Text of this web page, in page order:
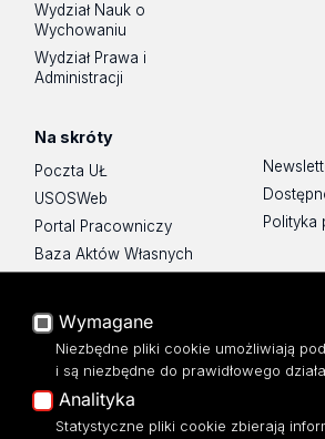
Wydział Nauk o
Wychowaniu
Wydział Prawa i
Administracji
Na skróty
Poczta UŁ
USOSWeb
Portal Pracowniczy
Baza Aktów Własnych
Eksperci UŁ
Polityka Prywatności
Polityka
Wymagane
Niezbędne pliki cookie umożliwiają
i są niezbędne do prawidłowego
Analityka
Statystyczne pliki cookie zbierają